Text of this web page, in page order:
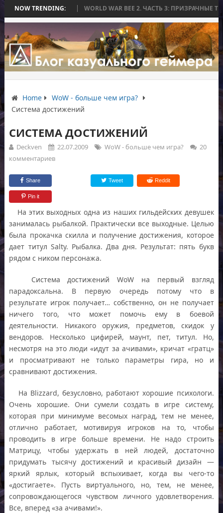
NOW TRENDING:
БЕЗ БИТВЫ WORLD WAR BEE 2. ЧАСТЬ 3: ПРИЗРАЧНЫЕ ТИТАНЫ
Home
WoW - больше чем игра?
Система достижений
СИСТЕМА ДОСТИЖЕНИЙ
Deckven 22.07.2009 WoW - больше чем игра?
20
комментариев
Share Tweet Reddit
Pin it
На этих выходных одна из наших гильдейских девушек
занималась рыбалкой. Практически все выходные. Целью
была прокачка скилла и получение достижения, которое
дает титул Salty. Рыбалка. Два дня. Результат: пять букв
рядом с ником персонажа.
Система достижений WoW на первый взгляд
парадоксальна. В первую очередь потому что в
результате игрок получает… собственно, он не получает
ничего того, что может помочь ему в боевой
деятельности. Никакого оружия, предметов, скидок у
вендоров. Несколько цифирей, маунт, пет, титул. Но,
несмотря на это люди «идут за ачивами», кричат «гратц»
и просматривают не только параметры гира, но и
сравнивают достижения.
На Blizzard, безусловно, работают хорошие психологи.
Очень хорошие. Они сумели создать в игре систему,
которая при минимуме весомых наград, тем не менее,
отлично работает, мотивируя игроков на то, чтобы
проводить в игре больше времени. Не надо строить
Матрицу, чтобы удержать в ней людей, достаточно
придумать тысячу достижений и красивый дизайн —
яркий ярлык, который вспыхивает, когда вы чего-то
«достигаете». Пусть виртуального, но, тем, не менее,
сопровождающегося чувством личного удовлетворения.
Все, вперед «за ачивами!».